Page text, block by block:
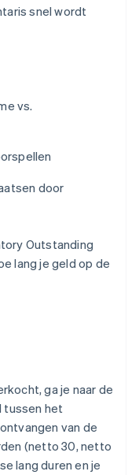
snel wordt
vs.
door
Outstanding
lang je geld op de
ga je naar de
tussen het
van de
(netto 30, netto
lang duren en je